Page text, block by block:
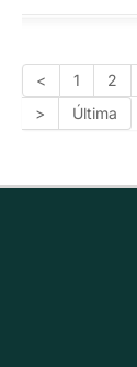
< 1 2
>
Última